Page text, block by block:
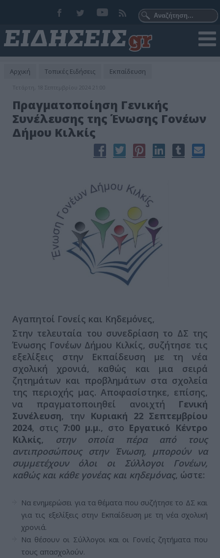
Αρχική Τοπικές Ειδήσεις Εκπαίδευση
Τετάρτη, 18 Σεπτεμβρίου 2024 21:00
Πραγματοποίηση Γενικής
Συνέλευσης της Ένωσης Γονέων
Δήμου Κιλκίς
Αγαπητοί Γονείς και Κηδεμόνες,
Στην τελευταία του συνεδρίαση το ΔΣ της
Ένωσης Γονέων Δήμου Κιλκίς, συζήτησε τις
εξελίξεις στην Εκπαίδευση με τη νέα
σχολική χρονιά, καθώς και μια σειρά
ζητημάτων και προβλημάτων στα σχολεία
της περιοχής μας. Αποφασίστηκε, επίσης,
να πραγματοποιηθεί ανοιχτή Γενική
Συνέλευση, την Κυριακή 22 Σεπτεμβρίου
2024, στις 7:00 μ.μ., στο Εργατικό Κέντρο
Κιλκίς, στην οποία πέρα από τους
αντιπροσώπους στην Ένωση, μπορούν να
συμμετέχουν όλοι οι Σύλλογοι Γονέων,
καθώς και κάθε γονέας και κηδεμόνας, ώστε:
Να ενημερώσει για τα θέματα που συζήτησε το ΔΣ και
για τις εξελίξεις στην Εκπαίδευση με τη νέα σχολική
χρονιά.
Να θέσουν οι Σύλλογοι και οι Γονείς ζητήματα που
τους απασχολούν.